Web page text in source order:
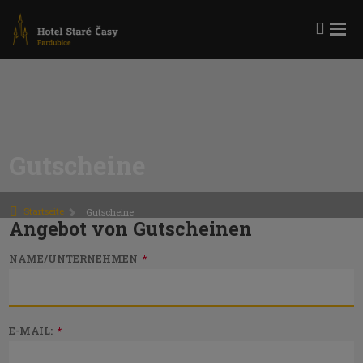
Startseite Gutscheine
Angebot von Gutscheinen
NAME/UNTERNEHMEN *
E-MAIL: *